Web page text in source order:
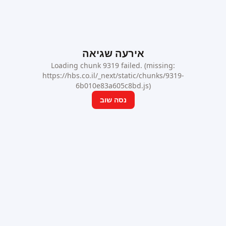
אירעה שגיאה
Loading chunk 9319 failed. (missing:
https://hbs.co.il/_next/static/chunks/9319-
6b010e83a605c8bd.js)